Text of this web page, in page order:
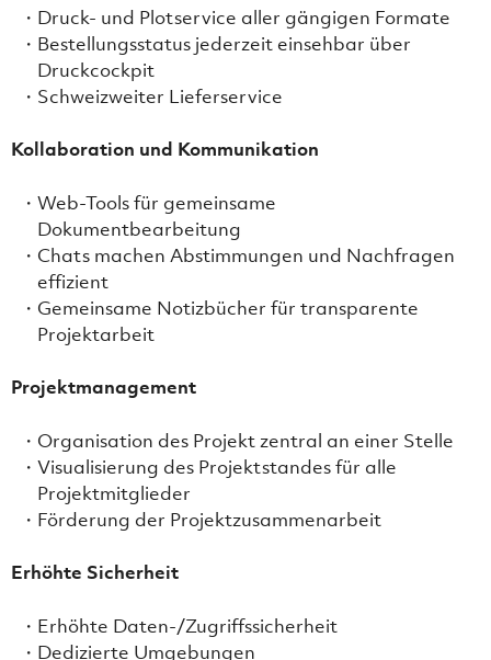
Druck- und Plotservice aller gängigen Formate
Bestellungsstatus jederzeit einsehbar über
Druckcockpit
Schweizweiter Lieferservice
Kollaboration und Kommunikation
Web-Tools für gemeinsame
Dokumentbearbeitung
Chats machen Abstimmungen und Nachfragen
effizient
Gemeinsame Notizbücher für transparente
Projektarbeit
Projektmanagement
Organisation des Projekt zentral an einer Stelle
Visualisierung des Projektstandes für alle
Projektmitglieder
Förderung der Projektzusammenarbeit
Erhöhte Sicherheit
Erhöhte Daten-/Zugriffssicherheit
Dedizierte Umgebungen